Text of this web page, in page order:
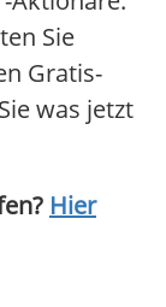
Sie
Gratis-
was jetzt
Hier